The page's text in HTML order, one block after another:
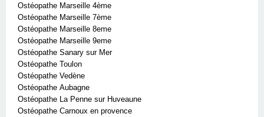
Ostéopathe Marseille 4ème
Ostéopathe Marseille 7ème
Ostéopathe Marseille 8eme
Ostéopathe Marseille 9eme
Ostéopathe Sanary sur Mer
Ostéopathe Toulon
Ostéopathe Vedène
Ostéopathe Aubagne
Ostéopathe La Penne sur Huveaune
Ostéopathe Carnoux en provence